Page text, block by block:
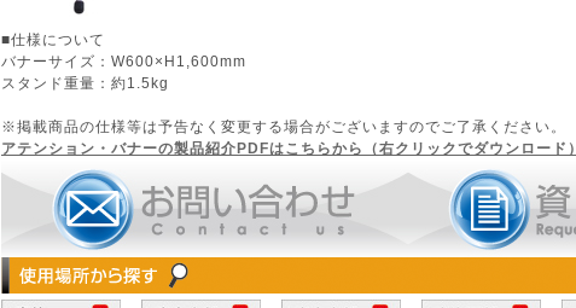
■仕様について
バナーサイズ：W600×H1,600mm
スタンド重量：約1.5kg
※掲載商品の仕様等は予告なく変更する場合がございますのでご了承ください。
アテンション・バナーの製品紹介PDFはこちらから（右クリックでダウンロード）